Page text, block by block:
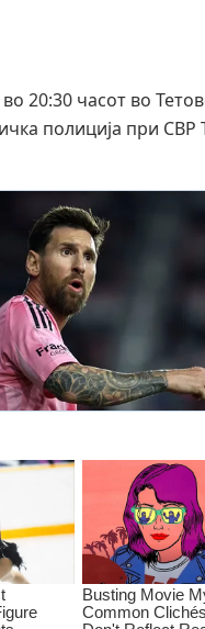
20:30 часот во
полиција при